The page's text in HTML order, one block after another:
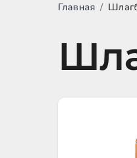
Главная /